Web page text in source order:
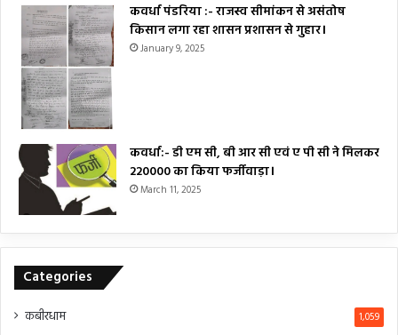
कवर्धा पंडरिया :- राजस्व सीमांकन से असंतोष
किसान लगा रहा शासन प्रशासन से गुहार।
January 9, 2025
कवर्धा:- डी एम सी, बी आर सी एवं ए पी सी ने मिलकर
₹220000 का किया फर्जीवाड़ा।
March 11, 2025
Categories
कबीरधाम 1,059